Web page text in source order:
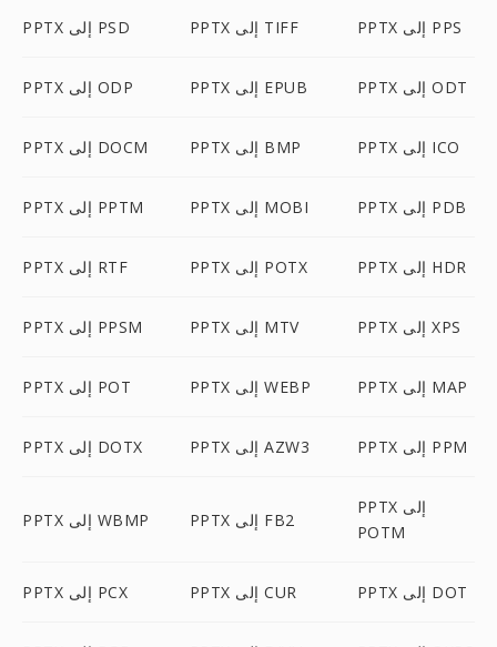
PPTX إلى PSD PPTX إلى TIFF PPTX إلى PPS
PPTX إلى ODP PPTX إلى EPUB PPTX إلى ODT
PPTX إلى DOCM PPTX إلى BMP PPTX إلى ICO
PPTX إلى PPTM PPTX إلى MOBI PPTX إلى PDB
PPTX إلى RTF PPTX إلى POTX PPTX إلى HDR
PPTX إلى PPSM PPTX إلى MTV PPTX إلى XPS
PPTX إلى POT PPTX إلى WEBP PPTX إلى MAP
PPTX إلى DOTX PPTX إلى AZW3 PPTX إلى PPM
PPTX إلى WBMP PPTX إلى FB2
PPTX إلى
POTM
PPTX إلى PCX PPTX إلى CUR PPTX إلى DOT